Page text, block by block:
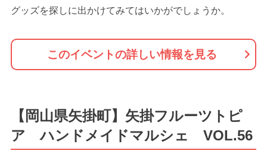
グッズを探しに出かけてみてはいかがでしょうか。
このイベントの詳しい情報を見る
【岡山県矢掛町】矢掛フルーツトピ
ア ハンドメイドマルシェ VOL.56